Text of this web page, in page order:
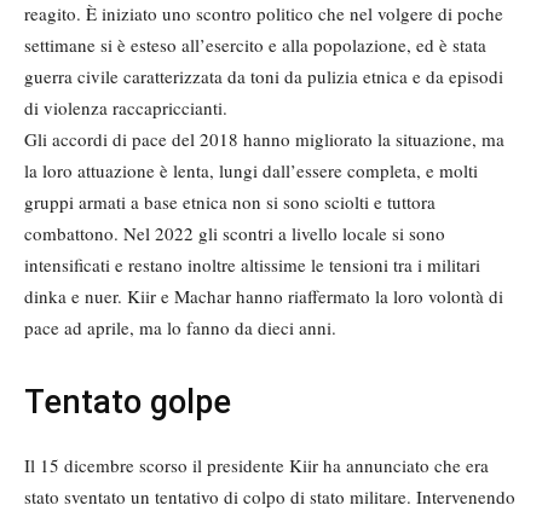
reagito. È iniziato uno scontro politico che nel volgere di poche
settimane si è esteso all’esercito e alla popolazione, ed è stata
guerra civile caratterizzata da toni da pulizia etnica e da episodi
di violenza raccapriccianti.
Gli accordi di pace del 2018 hanno migliorato la situazione, ma
la loro attuazione è lenta, lungi dall’essere completa, e molti
gruppi armati a base etnica non si sono sciolti e tuttora
combattono. Nel 2022 gli scontri a livello locale si sono
intensificati e restano inoltre altissime le tensioni tra i militari
dinka e nuer. Kiir e Machar hanno riaffermato la loro volontà di
pace ad aprile, ma lo fanno da dieci anni.
Tentato golpe
Il 15 dicembre scorso il presidente Kiir ha annunciato che era
stato sventato un tentativo di colpo di stato militare. Intervenendo